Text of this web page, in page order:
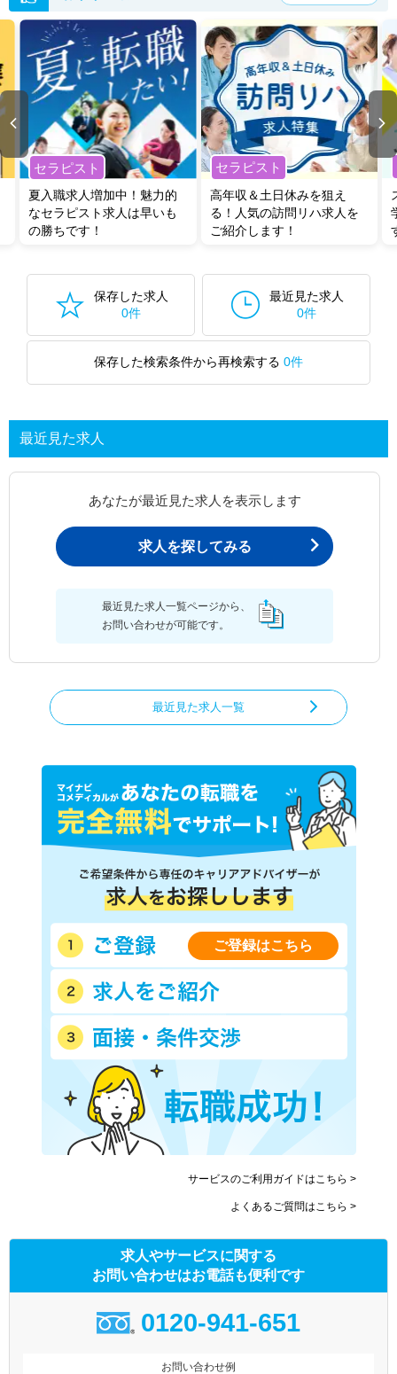
セラピスト
夏入職求人増加中！魅力的
なセラピスト求人は早いも
の勝ちです！
セラピスト
高年収＆土日休みを狙え
る！人気の訪問リハ求人を
ご紹介します！
保存した求人
0件
最近見た求人
0件
保存した検索条件から再検索する 0件
最近見た求人
あなたが最近見た求人を表示します
求人を探してみる
最近見た求人一覧ページから、
お問い合わせが可能です。
最近見た求人一覧
ご登録はこちら
サービスのご利用ガイドはこちら >
よくあるご質問はこちら >
求人やサービスに関する
お問い合わせはお電話も便利です
0120-941-651
お問い合わせ例